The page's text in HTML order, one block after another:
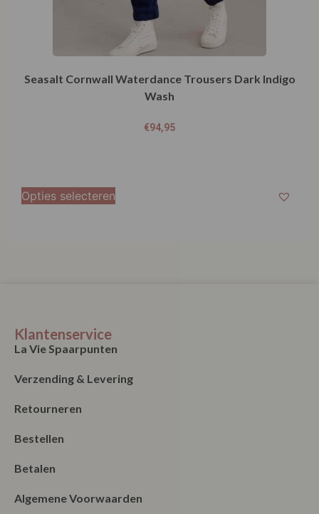
Seasalt Cornwall Waterdance Trousers Dark Indigo
Wash
€94,95
Opties selecteren
Klantenservice
La Vie Spaarpunten
Verzending & Levering
Retourneren
Bestellen
Betalen
Algemene Voorwaarden